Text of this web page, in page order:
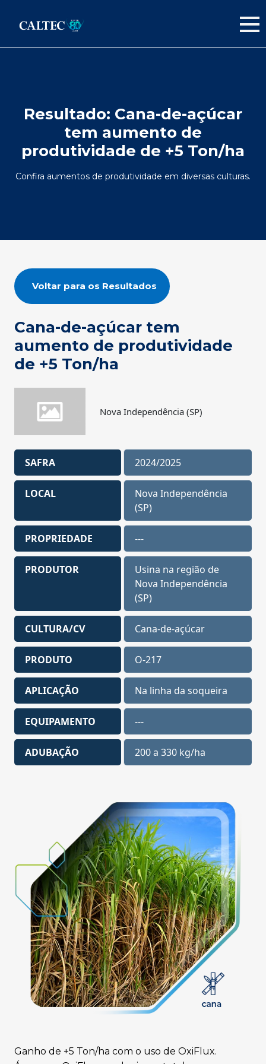
Resultado: Cana-de-açúcar
tem aumento de
produtividade de +5 Ton/ha
Confira aumentos de produtividade em diversas culturas.
Voltar para os Resultados
Cana-de-açúcar tem
aumento de produtividade
de +5 Ton/ha
Nova Independência (SP)
SAFRA 2024/2025
LOCAL
Nova Independência
(SP)
PROPRIEDADE ---
PRODUTOR
Usina na região de
Nova Independência
(SP)
CULTURA/CV Cana-de-açúcar
PRODUTO O-217
APLICAÇÃO Na linha da soqueira
EQUIPAMENTO ---
ADUBAÇÃO 200 a 330 kg/ha
Ganho de +5 Ton/ha com o uso de OxiFlux.